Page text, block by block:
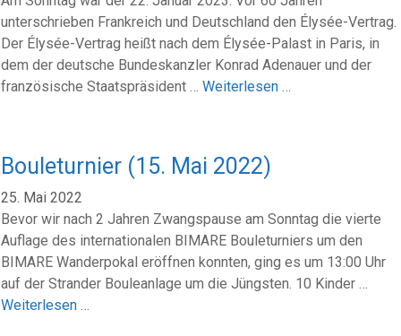
unterschrieben Frankreich und Deutschland den Élysée-Vertrag.
Der Élysée-Vertrag heißt nach dem Élysée-Palast in Paris, in
dem der deutsche Bundeskanzler Konrad Adenauer und der
französische Staatspräsident … Weiterlesen …
Bouleturnier (15. Mai 2022)
25. Mai 2022
Bevor wir nach 2 Jahren Zwangspause am Sonntag die vierte
Auflage des internationalen BIMARE Bouleturniers um den
BIMARE Wanderpokal eröffnen konnten, ging es um 13:00 Uhr
auf der Strander Bouleanlage um die Jüngsten. 10 Kinder …
Weiterlesen …